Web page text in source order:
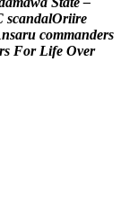
scandalOriire
nsaru commanders
rs For Life Over